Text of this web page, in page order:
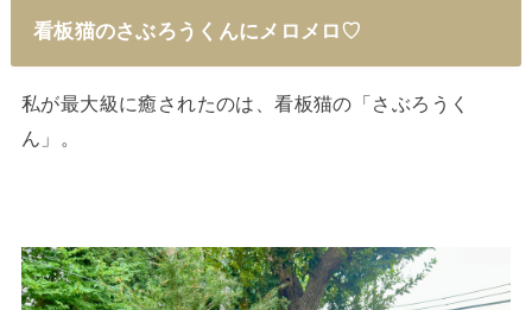
看板猫のさぶろうくんにメロメロ♡
私が最大級に癒されたのは、看板猫の「さぶろうく
ん」。